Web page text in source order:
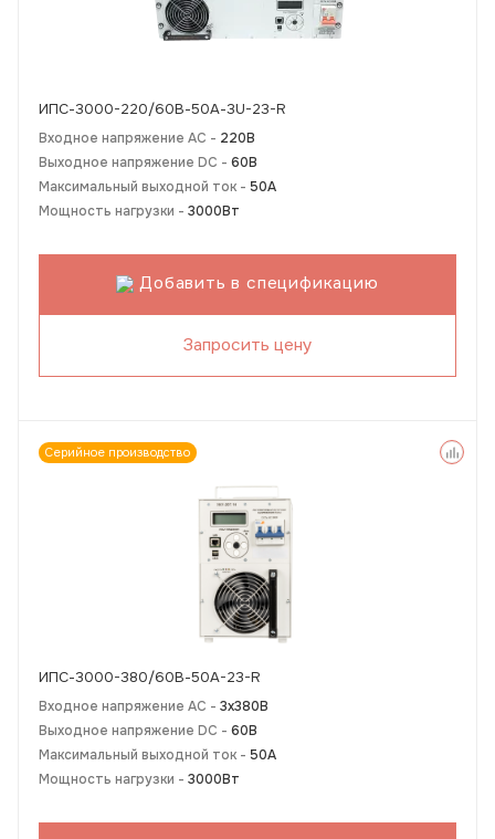
ИПС-3000-220/60В-50А-3U-23-R
Входное напряжение AC - 220В
Выходное напряжение DC - 60В
Максимальный выходной ток - 50А
Мощность нагрузки - 3000Вт
Добавить в спецификацию
Запросить цену
Серийное производство
ИПС-3000-380/60В-50A-23-R
Входное напряжение AC - 3х380В
Выходное напряжение DC - 60В
Максимальный выходной ток - 50А
Мощность нагрузки - 3000Вт